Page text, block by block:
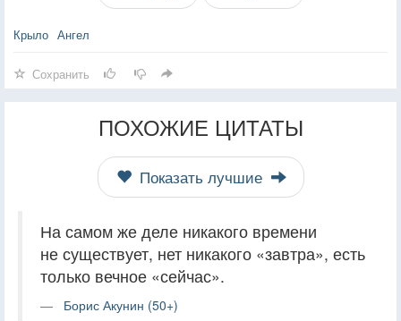
Крыло Ангел
Сохранить
ПОХОЖИЕ ЦИТАТЫ
Показать лучшие
На самом же деле никакого времени
не существует, нет никакого «завтра», есть
только вечное «сейчас».
Борис Акунин (50+)